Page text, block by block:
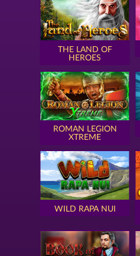
THE LAND OF
HEROES
ROMAN LEGION
XTREME
WILD RAPA NUI